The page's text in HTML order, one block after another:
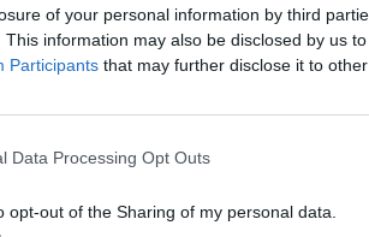
of your personal information by third
This information may also be disclosed by us
Participants that may further disclose it to
Data Processing Opt Outs
opt-out of the Sharing of my personal data.